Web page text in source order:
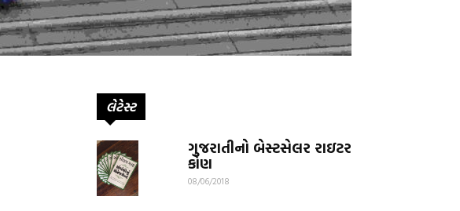
લેટેસ્ટ
ગુજરાતીનો બેસ્ટસેલર રાઇટર
કોણ
08/06/2018